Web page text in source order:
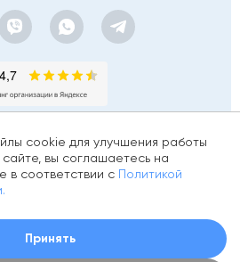
cookie для улучшения работы
вы соглашаетесь на
в соответствии с Политикой
Принять